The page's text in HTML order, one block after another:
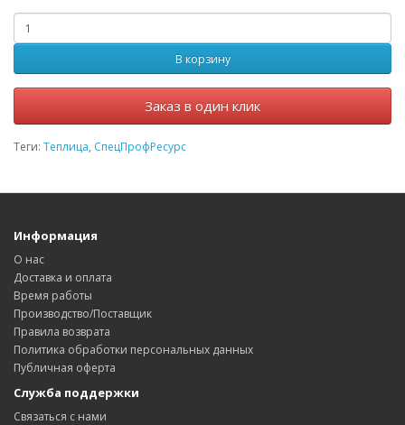
В корзину
Заказ в один клик
Теги: Теплица, СпецПрофРесурс
Информация
О нас
Доставка и оплата
Время работы
Производство/Поставщик
Правила возврата
Политика обработки персональных данных
Публичная оферта
Служба поддержки
Связаться с нами